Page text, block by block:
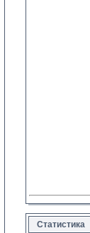
Статистика